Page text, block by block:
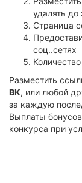
удалять до
Страница
соц..сетях
Количество
Разместить
ВК, или любой
за каждую
Выплаты
конкурса при